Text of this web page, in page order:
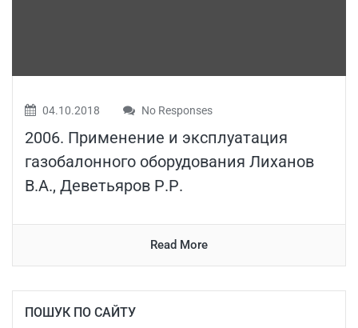
04.10.2018 No Responses
2006. Применение и эксплуатация
газобалонного оборудования Лиханов
В.А., Деветьяров Р.Р.
Read More
ПОШУК ПО САЙТУ